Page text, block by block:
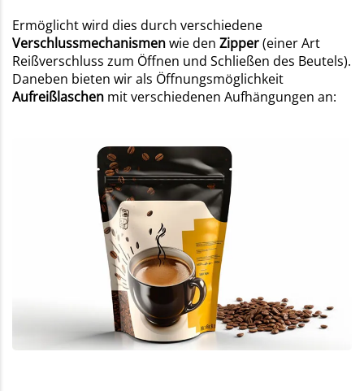
Ermöglicht wird dies durch verschiedene
Verschlussmechanismenwie den Zipper(einer Art
Reißverschluss zum Öffnen und Schließen des Beutels).
Daneben bieten wir als Öffnungsmöglichkeit
Aufreißlaschen mit verschiedenen Aufhängungen an: